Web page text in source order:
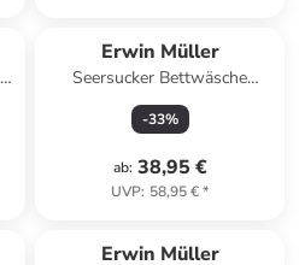
Erwin Müller
Seersucker Bettwäsche
Rosenheim in creme
-33%
ab: 38,95 €
UVP: 58,95 €*
Erwin Müller